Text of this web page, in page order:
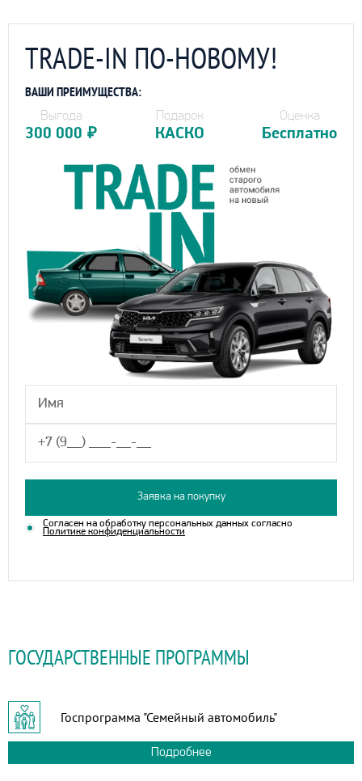
TRADE-IN ПО-НОВОМУ!
ВАШИ ПРЕИМУЩЕСТВА:
Выгода
300 000 ₽
Подарок
КАСКО
Оценка
Бесплатно
Заявка на покупку
Согласен на обработку персональных данных согласно
Политике конфиденциальности
ГОСУДАРСТВЕННЫЕ ПРОГРАММЫ
Госпрограмма "Семейный автомобиль"
Подробнее